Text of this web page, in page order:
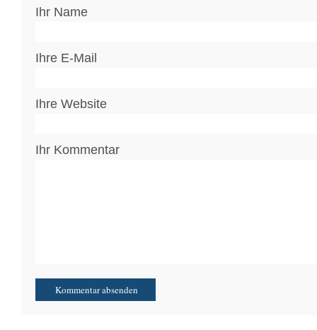
Ihr Name
Ihre E-Mail
Ihre Website
Ihr Kommentar